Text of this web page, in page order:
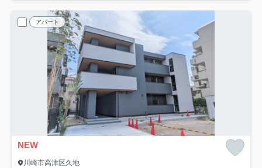
アパート
NEW
川崎市高津区久地